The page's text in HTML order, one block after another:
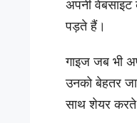
अपनी
पड़ते हैं।
गाइज जब भी
उनको बेहतर
साथ शेयर करते